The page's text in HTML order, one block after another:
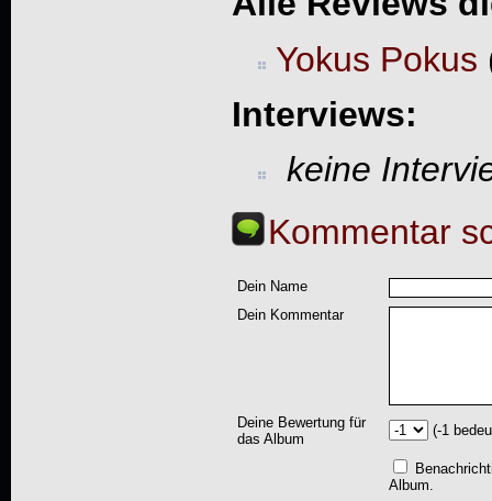
Yokus Pokus
Interviews:
keine
Kommentar
Dein Name
Dein Kommentar
Deine Bewertung für
das Album
(-1
Album.